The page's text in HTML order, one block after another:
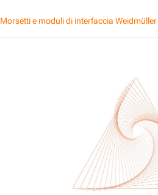
Morsetti e moduli di interfaccia Weidmüller